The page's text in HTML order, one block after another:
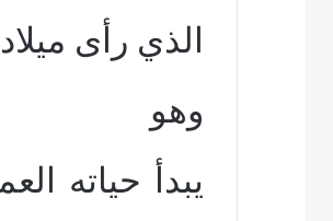
الذي رأى
وهو
يبدأ حياته